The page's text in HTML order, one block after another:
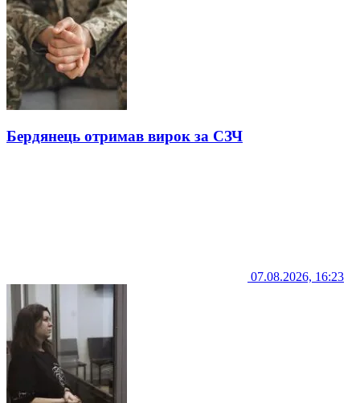
Бердянець отримав вирок за СЗЧ
07.08.2026, 16:23